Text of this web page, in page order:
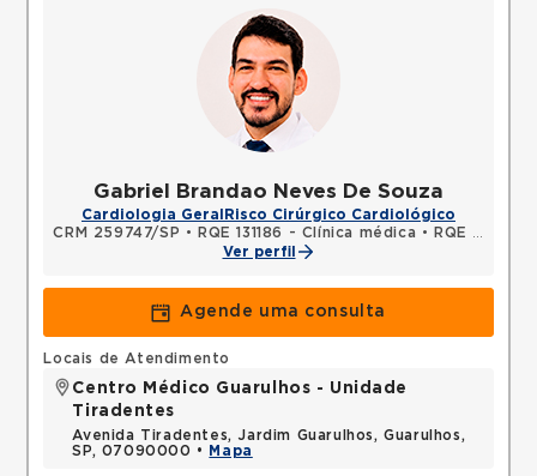
Gabriel Brandao Neves De Souza
Cardiologia Geral Risco Cirúrgico Cardiológico
CRM 259747/SP • RQE 131186 - Clínica médica •
RQE 147421 - Cardiologia
Ver perfil
Agende uma consulta
Locais de Atendimento
Centro Médico Guarulhos - Unidade
Tiradentes
Avenida Tiradentes, Jardim Guarulhos, Guarulhos,
SP, 07090000 •
Mapa